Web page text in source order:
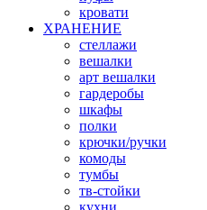
кровати
ХРАНЕНИЕ
стеллажи
вешалки
арт вешалки
гардеробы
шкафы
полки
крючки/ручки
комоды
тумбы
тв-стойки
кухни